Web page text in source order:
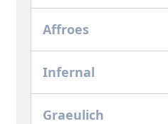
Affroes
Infernal
Graeulich